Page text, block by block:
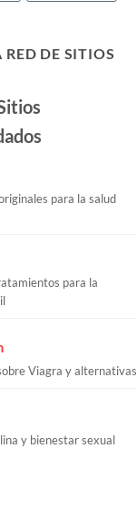
RED DE SITIOS
para la salud
para la
Viagra y alternativas
y bienestar sexual